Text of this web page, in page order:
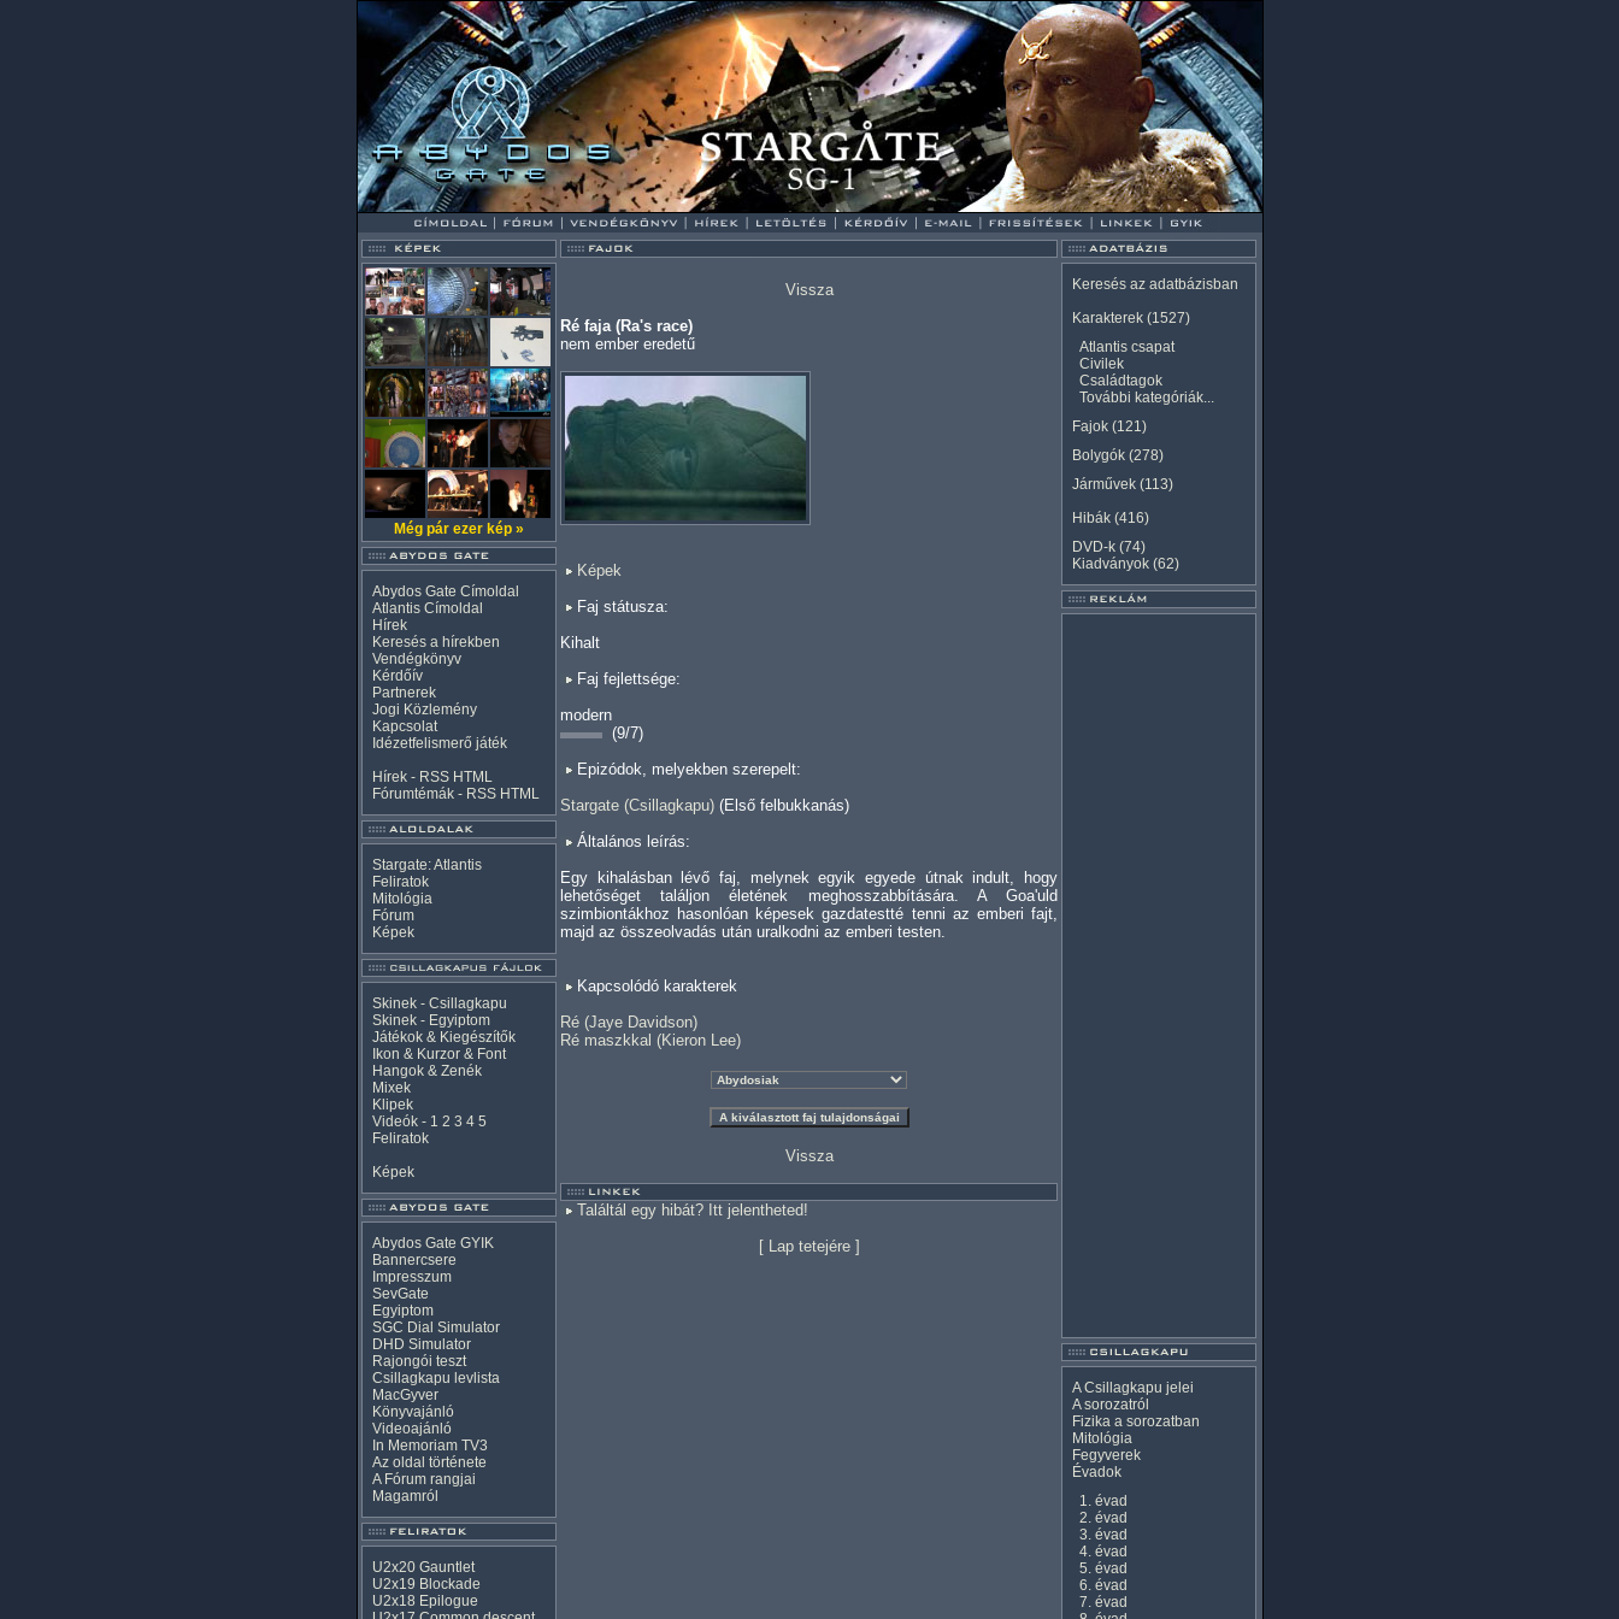
Még pár ezer kép »
Abydos Gate Címoldal
Atlantis Címoldal
Hírek
Keresés a hírekben
Vendégkönyv
Kérdőív
Partnerek
Jogi Közlemény
Kapcsolat
Idézetfelismerő játék
Hírek - RSS HTML
Fórumtémák - RSS HTML
Stargate: Atlantis
Feliratok
Mitológia
Fórum
Képek
Skinek - Csillagkapu
Skinek - Egyiptom
Játékok & Kiegészítők
Ikon & Kurzor & Font
Hangok & Zenék
Mixek
Klipek
Videók - 1 2 3 4 5
Feliratok
Képek
Abydos Gate GYIK
Bannercsere
Impresszum
SevGate
Egyiptom
SGC Dial Simulator
DHD Simulator
Rajongói teszt
Csillagkapu levlista
MacGyver
Könyvajánló
Videoajánló
In Memoriam TV3
Az oldal története
A Fórum rangjai
Magamról
U2x20 Gauntlet
U2x19 Blockade
U2x18 Epilogue
Vissza
Ré faja (Ra's race)
nem ember eredetű
Képek
Faj státusza:
Kihalt
Faj fejlettsége:
modern
(9/7)
Epizódok, melyekben szerepelt:
Stargate (Csillagkapu) (Első felbukkanás)
Általános leírás:
Egy kihalásban lévő faj, melynek egyik egyede útnak indult, hogy
lehetőséget találjon életének meghosszabbítására. A Goa'uld
szimbiontákhoz hasonlóan képesek gazdatestté tenni az emberi fajt,
majd az összeolvadás után uralkodni az emberi testen.
Kapcsolódó karakterek
Ré (Jaye Davidson)
Ré maszkkal (Kieron Lee)
Vissza
Találtál egy hibát? Itt jelentheted!
[ Lap tetejére]
Keresés az adatbázisban
Karakterek (1527)
Atlantis csapat
Civilek
Családtagok
További kategóriák...
Fajok (121)
Bolygók (278)
Járművek (113)
Hibák (416)
DVD-k (74)
Kiadványok (62)
A Csillagkapu jelei
A sorozatról
Fizika a sorozatban
Mitológia
Fegyverek
Évadok
1. évad
2. évad
3. évad
4. évad
5. évad
6. évad
7. évad